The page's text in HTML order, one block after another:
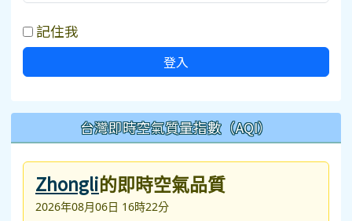
記住我
登入
台灣即時空氣質量指數（AQI）
Zhongli的即時空氣品質
2026年08月06日 16時22分